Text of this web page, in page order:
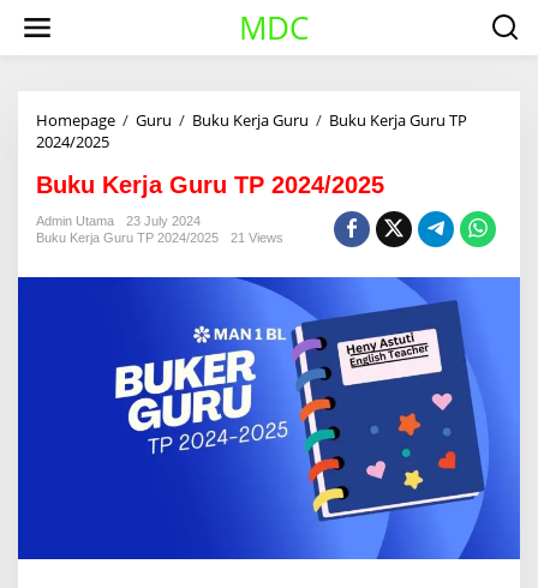
i
MDC
Homepage / Guru / Buku Kerja Guru / Buku Kerja Guru TP
2024/2025
k
K
e
u
Buku Kerja Guru TP 2024/2025
Admin Utama
23 July 2024
Buku Kerja Guru TP 2024/2025
21 Views